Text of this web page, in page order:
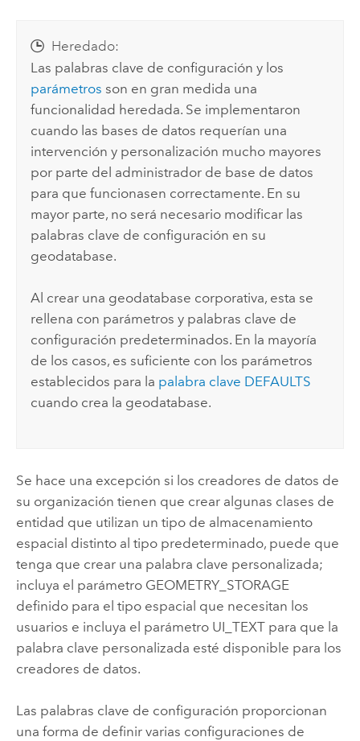
Heredado:
Las palabras clave de configuración y los
parámetros son en gran medida una
funcionalidad heredada. Se implementaron
cuando las bases de datos requerían una
intervención y personalización mucho mayores
por parte del administrador de base de datos
para que funcionasen correctamente. En su
mayor parte, no será necesario modificar las
palabras clave de configuración en su
geodatabase.
Al crear una geodatabase corporativa, esta se
rellena con parámetros y palabras clave de
configuración predeterminados. En la mayoría
de los casos, es suficiente con los parámetros
establecidos para la palabra clave DEFAULTS
cuando crea la geodatabase.
Se hace una excepción si los creadores de datos de
su organización tienen que crear algunas clases de
entidad que utilizan un tipo de almacenamiento
espacial distinto al tipo predeterminado, puede que
tenga que crear una palabra clave personalizada;
incluya el parámetro GEOMETRY_STORAGE
definido para el tipo espacial que necesitan los
usuarios e incluya el parámetro UI_TEXT para que la
palabra clave personalizada esté disponible para los
creadores de datos.
Las palabras clave de configuración proporcionan
una forma de definir varias configuraciones de